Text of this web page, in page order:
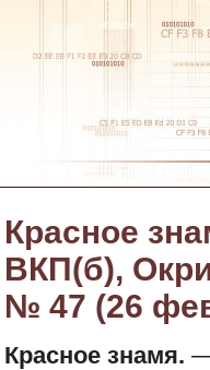
Красное
ВКП(б),
№ 47 (26
Красное знамя. —